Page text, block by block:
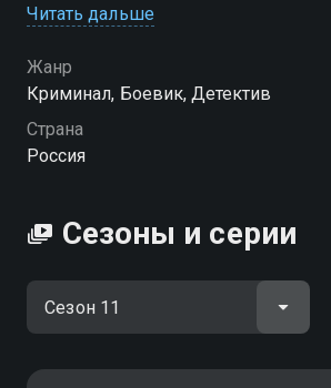
день выходят на борьбу с
Читать дальше
Жанр
Криминал, Боевик, Детектив
Страна
Россия
Сезоны и серии